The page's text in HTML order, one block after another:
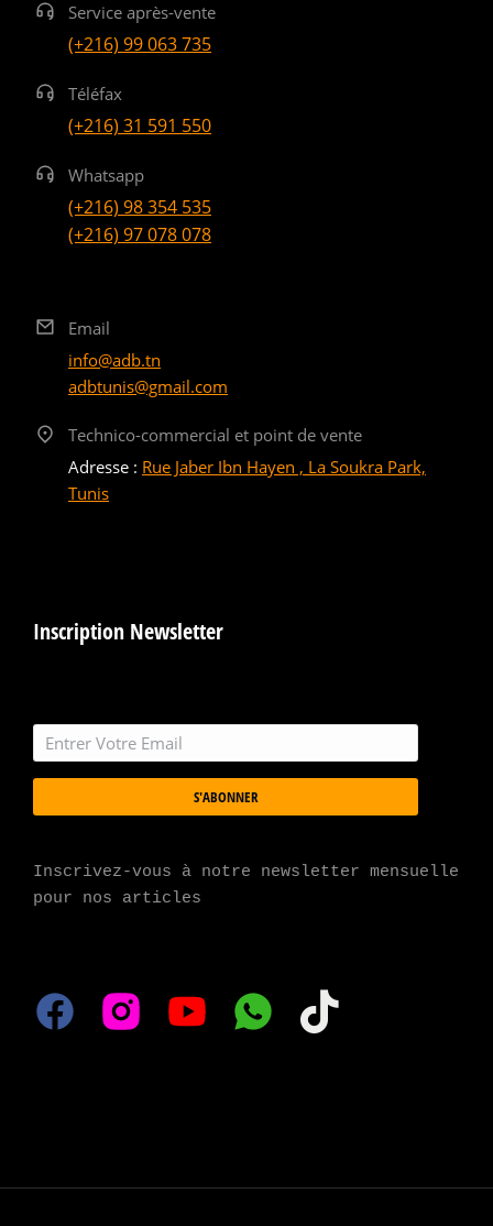
Service après-vente
(+216) 99 063 735
Téléfax
(+216) 31 591 550
Whatsapp
(+216) 98 354 535
(+216) 97 078 078
Email
info@adb.tn
adbtunis@gmail.com
Technico-commercial et point de vente
Adresse : Rue Jaber Ibn Hayen , La Soukra Park,
Tunis
Inscription Newsletter
S'ABONNER
Inscrivez-vous à notre newsletter mensuelle
pour nos articles